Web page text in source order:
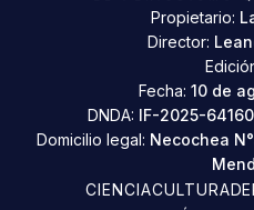
Propietario:
Director:
Fecha: 10 de
DNDA: IF-2025-
Domicilio legal: Necochea
CIENCIACULTURA